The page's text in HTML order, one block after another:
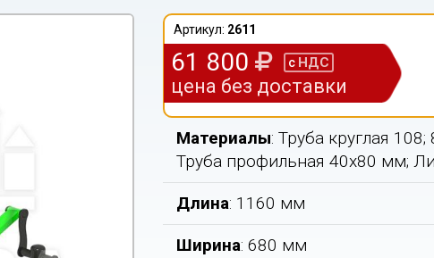
Артикул: 2611
61 800 с НДС
цена без доставки
Материалы: Труба круглая
Труба профильная 40х80 мм;
Длина: 1160 мм
Ширина: 680 мм